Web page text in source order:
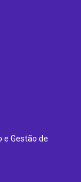
e Gestão de